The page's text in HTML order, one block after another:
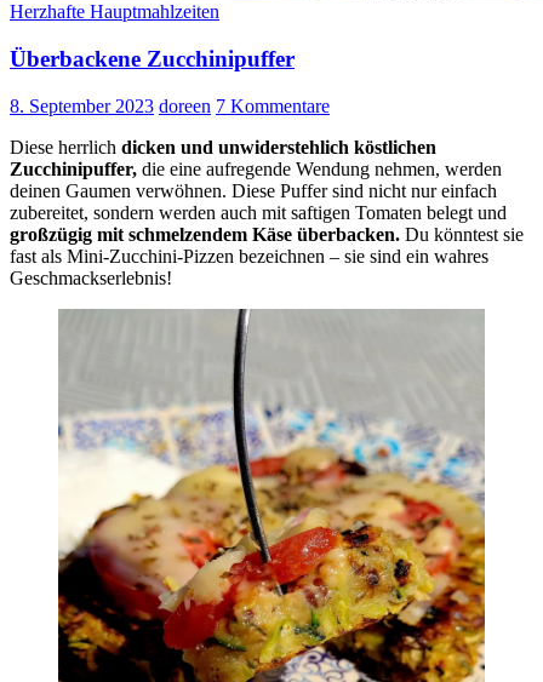
Herzhafte Hauptmahlzeiten
Überbackene Zucchinipuffer
8. September 2023 doreen 7 Kommentare
Diese herrlich dicken und unwiderstehlich köstlichen
Zucchinipuffer, die eine aufregende Wendung nehmen, werden
deinen Gaumen verwöhnen. Diese Puffer sind nicht nur einfach
zubereitet, sondern werden auch mit saftigen Tomaten belegt und
großzügig mit schmelzendem Käse überbacken. Du könntest sie
fast als Mini-Zucchini-Pizzen bezeichnen – sie sind ein wahres
Geschmackserlebnis!